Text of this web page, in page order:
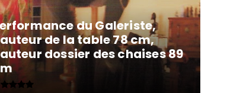
du Galeriste,
de la table 78 cm,
dossier des chaises 89